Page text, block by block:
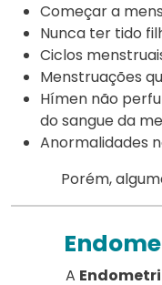
Começar a
Nunca ter tido
Ciclos
Menstruações
Hímen não
do sangue da
Anormalidades
Porém,
A